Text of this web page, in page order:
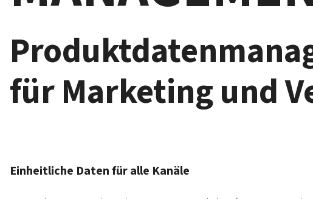
für Marketing und
Einheitliche Daten für alle Kanäle